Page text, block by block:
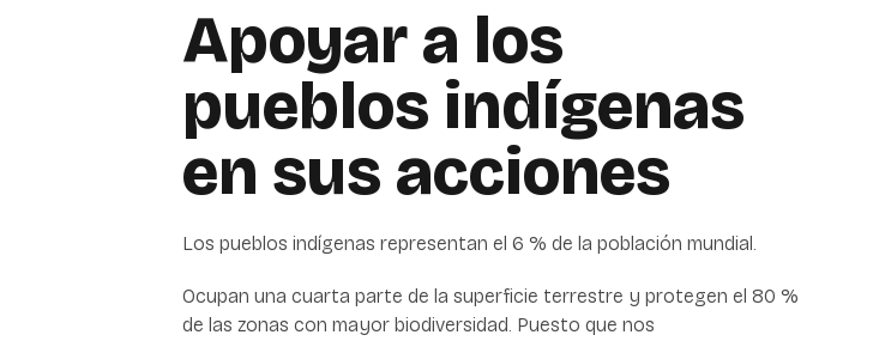
Apoyar a los
pueblos indígenas
en sus acciones
Los pueblos indígenas representan el 6 % de la población mundial.
Ocupan una cuarta parte de la superficie terrestre y protegen el 80 %
de las zonas con mayor biodiversidad. Puesto que nos